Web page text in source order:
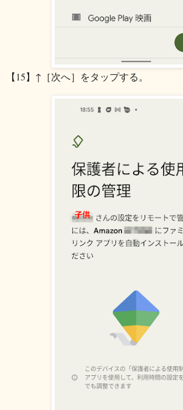
【15】↑［次へ］をタップする。